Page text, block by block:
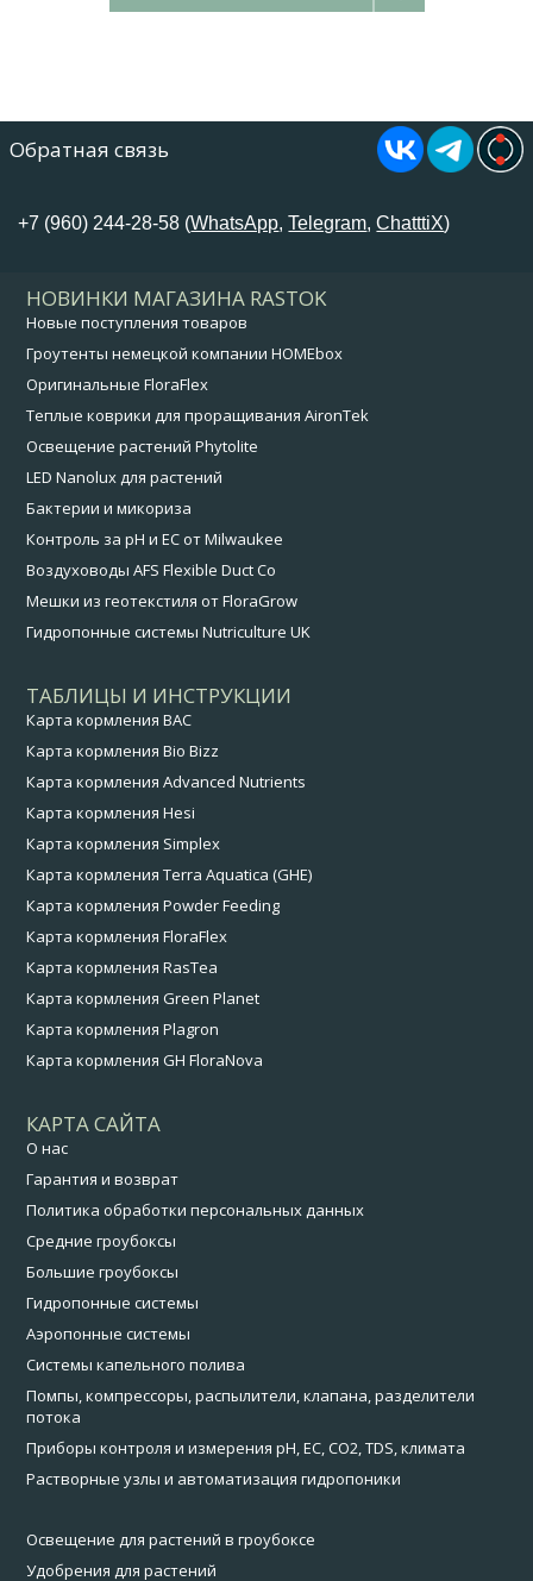
Обратная связь
+7 (960) 244-28-58 (WhatsApp,Telegram,ChatttiX)
НОВИНКИ МАГАЗИНА RASTOK
Новые поступления товаров
Гроутенты немецкой компании HOMEbox
Оригинальные FloraFlex
Теплые коврики для проращивания AironTek
Освещение растений Phytolite
LED Nanolux для растений
Бактерии и микориза
Контроль за pH и EC от Milwaukee
Воздуховоды AFS Flexible Duct Co
Мешки из геотекстиля от FloraGrow
Гидропонные системы Nutriculture UK
ТАБЛИЦЫ И ИНСТРУКЦИИ
Карта кормления BAC
Карта кормления Bio Bizz
Карта кормления Advanced Nutrients
Карта кормления Hesi
Карта кормления Simplex
Карта кормления Terra Aquatica (GHE)
Карта кормления Powder Feeding
Карта кормления FloraFlex
Карта кормления RasTea
Карта кормления Green Planet
Карта кормления Plagron
Карта кормления GH FloraNova
КАРТА САЙТА
О нас
Гарантия и возврат
Политика обработки персональных данных
Средние гроубоксы
Большие гроубоксы
Гидропонные системы
Аэропонные системы
Системы капельного полива
Помпы, компрессоры, распылители, клапана, разделители
потока
Приборы контроля и измерения pH, EC, CO2, TDS, климата
Растворные узлы и автоматизация гидропоники
Освещение для растений в гроубоксе
Удобрения для растений